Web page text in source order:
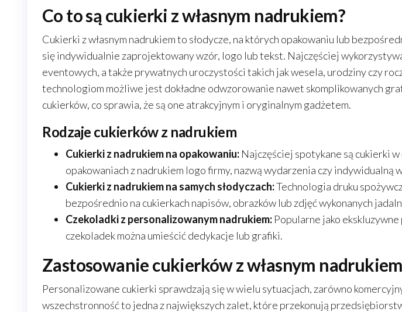
Co to są cukierki z własnym nadrukiem?
Cukierki z własnym nadrukiem to słodycze, na których opakowaniu lub
się indywidualnie zaprojektowany wzór, logo lub tekst. Najczęściej
eventowych, a także prywatnych uroczystości takich jak wesela, urodziny czy
technologiom możliwe jest dokładne odwzorowanie nawet skomplikowanych
cukierków, co sprawia, że są one atrakcyjnym i oryginalnym gadżetem.
Rodzaje cukierków z nadrukiem
Cukierki z nadrukiem na opakowaniu: Najczęściej spotykane są cukierki
opakowaniach z nadrukiem logo firmy, nazwą wydarzenia czy indywidualną
Cukierki z nadrukiem na samych słodyczach:Technologia druku
bezpośrednio na cukierkach napisów, obrazków lub zdjęć wykonanych
Czekoladki z personalizowanym nadrukiem: Popularne jako
czekoladek można umieścić dedykacje lub grafiki.
Zastosowanie cukierków z własnym nadrukiem
Personalizowane cukierki sprawdzają się w wielu sytuacjach, zarówno
wszechstronność to jedna z największych zalet, które przekonują